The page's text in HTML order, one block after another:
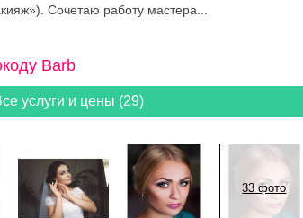
Сочетаю работу мастера...
Barb
услуги и цены (29)
33 фото